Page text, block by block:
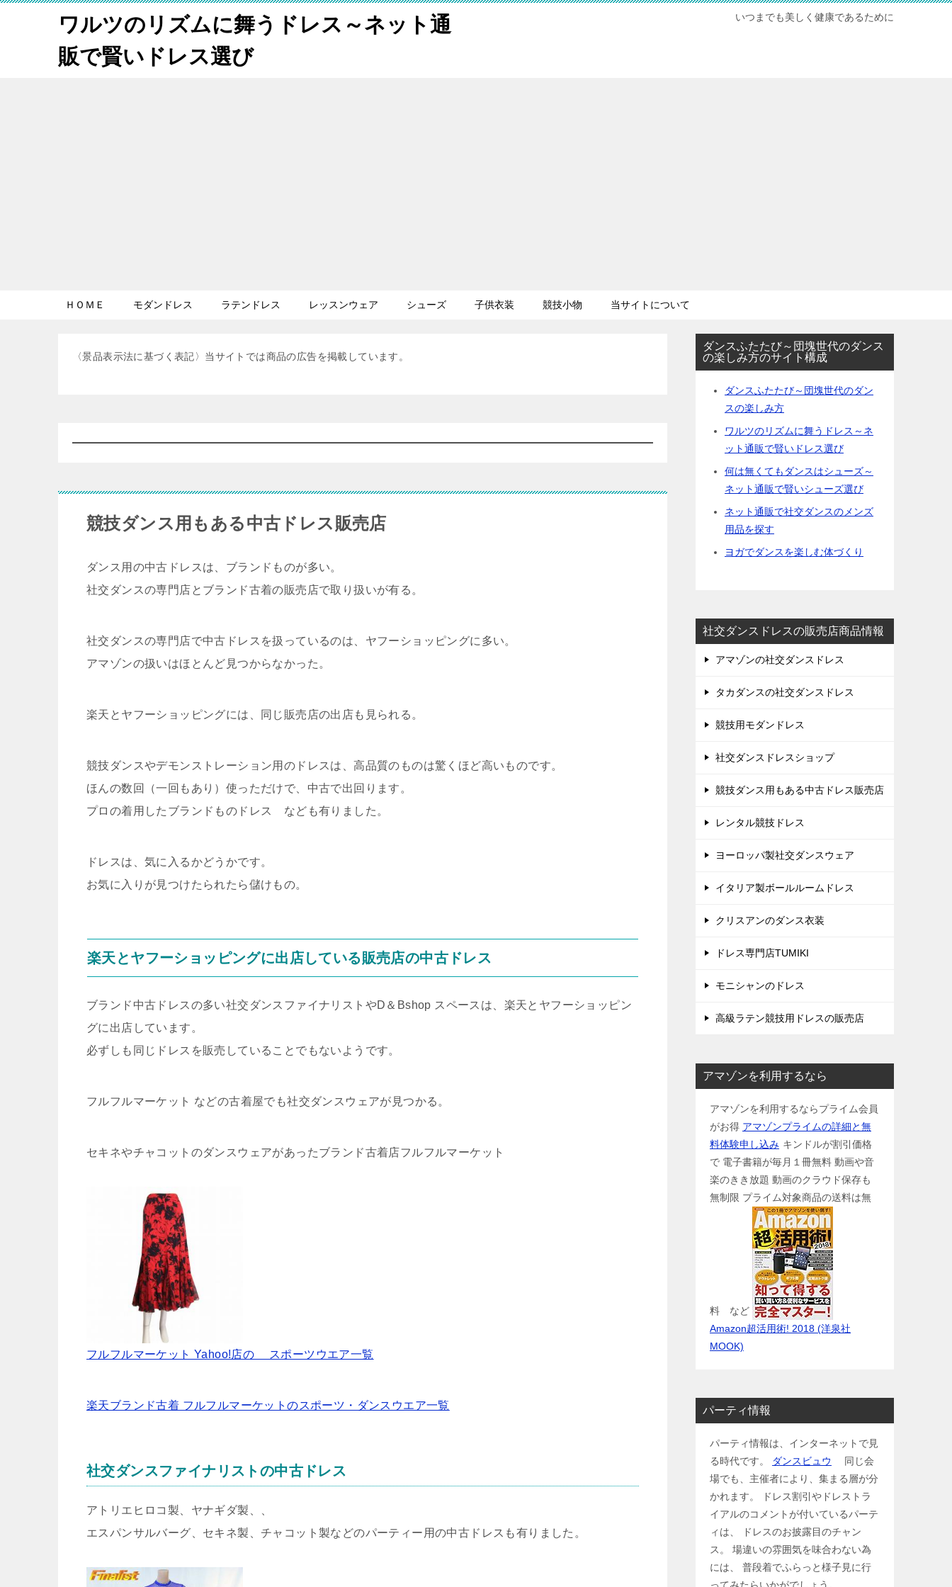
ワルツのリズムに舞うドレス～ネット通
販で賢いドレス選び
いつまでも美しく健康であるために
ＨＯＭＥ モダンドレス ラテンドレス レッスンウェア シューズ 子供衣装 競技小物 当サイトについて
〈景品表示法に基づく表記〉当サイトでは商品の広告を掲載しています。
競技ダンス用もある中古ドレス販売店
ダンス用の中古ドレスは、ブランドものが多い。
社交ダンスの専門店とブランド古着の販売店で取り扱いが有る。
社交ダンスの専門店で中古ドレスを扱っているのは、ヤフーショッピングに多い。
アマゾンの扱いはほとんど見つからなかった。
楽天とヤフーショッピングには、同じ販売店の出店も見られる。
競技ダンスやデモンストレーション用のドレスは、高品質のものは驚くほど高いものです。
ほんの数回（一回もあり）使っただけで、中古で出回ります。
プロの着用したブランドものドレス なども有りました。
ドレスは、気に入るかどうかです。
お気に入りが見つけたられたら儲けもの。
楽天とヤフーショッピングに出店している販売店の中古ドレス
ブランド中古ドレスの多い社交ダンスファイナリストやD＆Bshop スペースは、楽天とヤフーショッピン
グに出店しています。
必ずしも同じドレスを販売していることでもないようです。
フルフルマーケット などの古着屋でも社交ダンスウェアが見つかる。
セキネやチャコットのダンスウェアがあったブランド古着店フルフルマーケット
フルフルマーケット Yahoo!店の スポーツウエア一覧
楽天ブランド古着 フルフルマーケットのスポーツ・ダンスウエア一覧
社交ダンスファイナリストの中古ドレス
アトリエヒロコ製、ヤナギダ製、、
エスパンサルバーグ、セキネ製、チャコット製などのパーティー用の中古ドレスも有りました。
ダンスふたたび～団塊世代のダンス
の楽しみ方のサイト構成
ダンスふたたび～団塊世代のダン
スの楽しみ方
ワルツのリズムに舞うドレス～ネ
ット通販で賢いドレス選び
何は無くてもダンスはシューズ～
ネット通販で賢いシューズ選び
ネット通販で社交ダンスのメンズ
用品を探す
ヨガでダンスを楽しむ体づくり
社交ダンスドレスの販売店商品情報
アマゾンの社交ダンスドレス
タカダンスの社交ダンスドレス
競技用モダンドレス
社交ダンスドレスショップ
競技ダンス用もある中古ドレス販売店
レンタル競技ドレス
ヨーロッパ製社交ダンスウェア
イタリア製ボールルームドレス
クリスアンのダンス衣装
ドレス専門店TUMIKI
モニシャンのドレス
高級ラテン競技用ドレスの販売店
アマゾンを利用するなら
アマゾンを利用するならプライム会員
がお得 アマゾンプライムの詳細と無
料体験申し込み キンドルが割引価格
で 電子書籍が毎月１冊無料 動画や音
楽のきき放題 動画のクラウド保存も
無制限 プライム対象商品の送料は無
料 など
Amazon超活用術! 2018 (洋泉社
MOOK)
パーティ情報
パーティ情報は、インターネットで見
る時代です。
ダンスビュウ
同じ会
場でも、主催者により、集まる層が分
かれます。 ドレス割引やドレストラ
イアルのコメントが付いているパーテ
ィは、 ドレスのお披露目のチャン
ス。 場違いの雰囲気を味合わない為
には、 普段着でふらっと様子見に行